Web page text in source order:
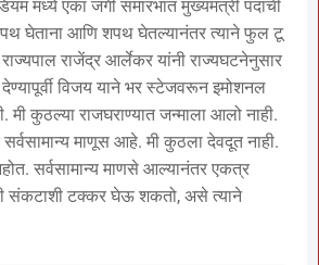
मध्ये एका जंगी समारंभात मुख्यमंत्री पदाची
घेताना आणि शपथ घेतल्यानंतर त्याने फुल टू
राजेंद्र आर्लेकर यांनी राज्यघटनेनुसार
विजय याने भर स्टेजवरून इमोशनल
कुठल्या राजघराण्यात जन्माला आलो नाही.
माणूस आहे. मी कुठला देवदूत नाही.
सर्वसामान्य माणसे आल्यानंतर एकत्र
संकटाशी टक्कर घेऊ शकतो, असे त्याने